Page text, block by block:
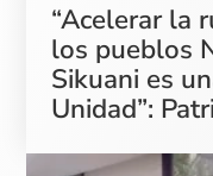
“Acelerar la
los pueblos
Sikuani es
Unidad”: